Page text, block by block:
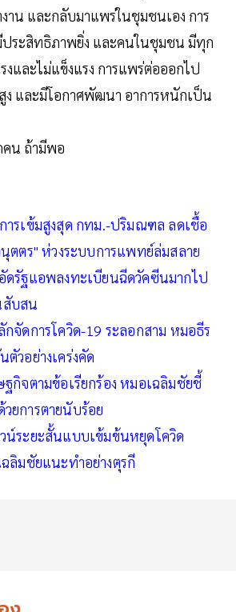
าน และกลับมาแพร่ในชุมชนเอง การ
ประสิทธิภาพยิ่ง และคนในชุมชน มีทุก
งและไม่แข็งแรง การแพร่ต่อออกไป
ง และมีโอกาศพัฒนา อาการหนักเป็น
น ถ้ามีพอ
ารเข้มสูงสุด กทม.-ปริมณฑล ลดเชื้อ
ตตร" ห่วงระบบการแพทย์ล่มสลาย
ดรัฐแอพลงทะเบียนฉีดวัคซีนมากไป
บสน
จัดการโควิด-19 ระลอกสาม หมอธีร
วอย่างเคร่งคัด
ฐกิจตามข้อเรียกร้อง หมอเฉลิมชัยชี้
ยการตายนับร้อย
น์ระยะสั้นแบบเข้มข้นหยุดโควิด
ลิมชัยแนะทำอย่างตุรกี